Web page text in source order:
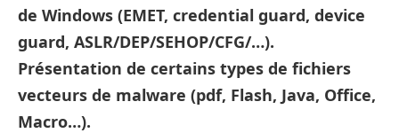
de Windows (EMET, credential guard, device
guard, ASLR/DEP/SEHOP/CFG/…).
Présentation de certains types de fichiers
vecteurs de malware (pdf, Flash, Java, Office,
Macro…).